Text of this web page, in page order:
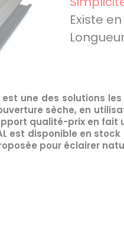
Existe en
est une des solutions
sèche, en
qualité-prix en fait
est disponible en
pour éclairer